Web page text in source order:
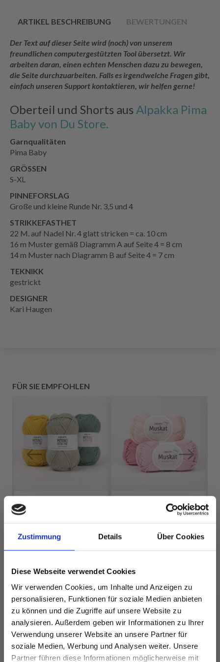
Zustimmung Details Über Cookies
Diese Webseite verwendet Cookies
Wir verwenden Cookies, um Inhalte und Anzeigen zu
personalisieren, Funktionen für soziale Medien anbieten
zu können und die Zugriffe auf unsere Website zu
analysieren. Außerdem geben wir Informationen zu Ihrer
Verwendung unserer Website an unsere Partner für
soziale Medien, Werbung und Analysen weiter. Unsere
Partner führen diese Informationen möglicherweise mit
ARTIKEL BESCHREIBUNG BEWERTUNGEN
Der Text auf dieser Seite wird (noch) von unserem
freundlichen computergestützten Tool übersetzt. Wir
arbeiten daran, einen echten Menschen dazu zu bewegen,
die Seite durchzuarbeiten. Falls es irgendwelche Fragen gibt,
einfach unseren Support kontaktieren, wir helfen gerne!
Oberteil und Shorts aus Alpakka Pima
Baby von Du Store.
Garnqualitäten
Pima Baby
GRÖSSEN
S-XL
PINNEFORSLAG
Große und kleine Runde Nr. 3,5 und 4
STRIKKEFASTHET
22 M. auf Nadel Nr. 4 glatt stricken = ca. 10 cm
16 m Muster gemäß Diagramm A auf Seite 4 = 8 cm
14 m Muster nach Diagramm B auf Seite 4 = 7 cm
TEKNIKK
gestrickt
DESIGNER
Kari Haugen
FÜR SIE EMPFOHLEN
EXTRA FINE
Alle Optionen
ansehen
DROPS MUSKAT
EUR 1.99
Alle Optionen
ansehen